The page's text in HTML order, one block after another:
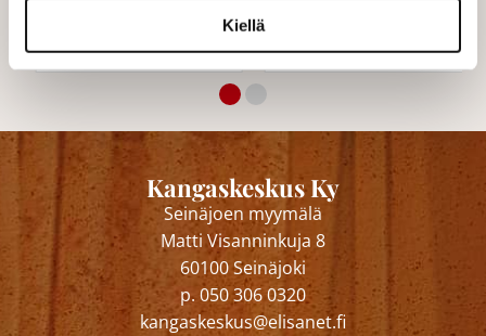
Kiellä
Norm. 18,99 €/m Norm. 12,00 €/m
Kangaskeskus Ky
Seinäjoen myymälä
Matti Visanninkuja 8
60100 Seinäjoki
p. 050 306 0320
kangaskeskus@elisanet.fi